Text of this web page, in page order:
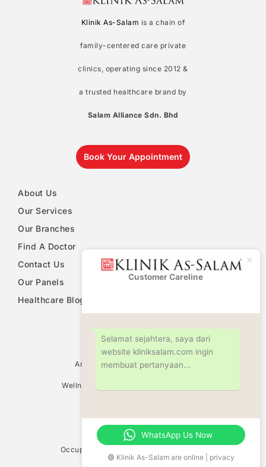
Klinik As-Salam is a chain of
family-centered care private
clinics, operating since 2012 &
a trusted healthcare brand by
Salam Alliance Sdn. Bhd
Book Your Appointment
About Us
Our Services
Our Branches
Find A Doctor
Contact Us
Our Panels
Healthcare Blog
Ultrasound Scan Services
Antenatal & Pregnancy Check Up
Wellness Screening & Medical Check Up
Fertility Centre
Weight Management
Vaccination Centre
Occupational Safety & Health (OHD/OSH)
Allergy Test
Customer Careline
Selamat sejahtera, saya dari
website kliniksalam.com ingin
membuat pertanyaan...
WhatsApp Us Now
🟢 Klinik As-Salam are online | privacy